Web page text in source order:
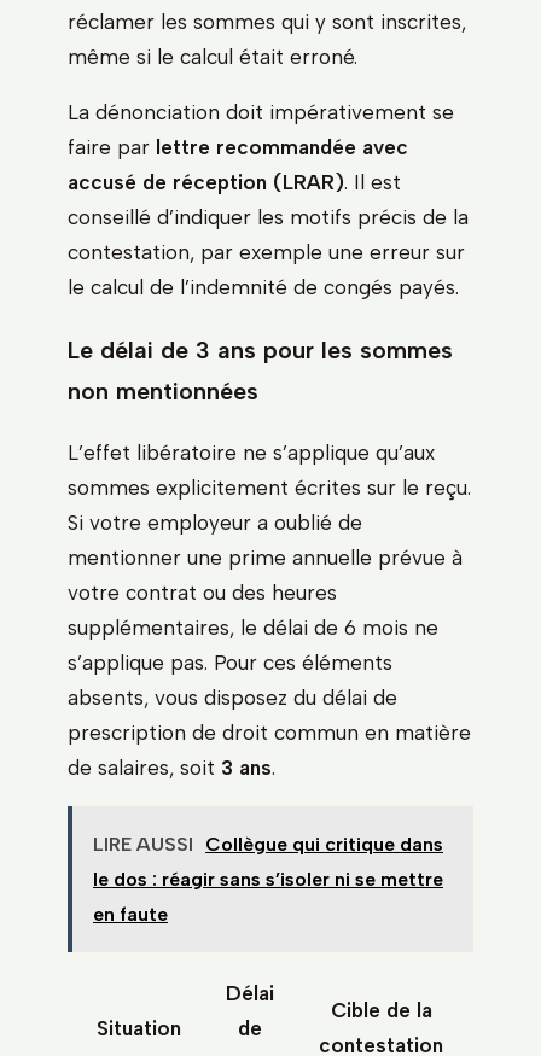
réclamer les sommes qui y sont inscrites,
même si le calcul était erroné.
La dénonciation doit impérativement se
faire par lettre recommandée avec
accusé de réception (LRAR). Il est
conseillé d’indiquer les motifs précis de la
contestation, par exemple une erreur sur
le calcul de l’indemnité de congés payés.
Le délai de 3 ans pour les sommes
non mentionnées
L’effet libératoire ne s’applique qu’aux
sommes explicitement écrites sur le reçu.
Si votre employeur a oublié de
mentionner une prime annuelle prévue à
votre contrat ou des heures
supplémentaires, le délai de 6 mois ne
s’applique pas. Pour ces éléments
absents, vous disposez du délai de
prescription de droit commun en matière
de salaires, soit 3 ans.
LIRE AUSSI
Collègue qui critique dans
le dos : réagir sans s’isoler ni se mettre
en faute
Situation
Délai
de
Cible de la
contestation